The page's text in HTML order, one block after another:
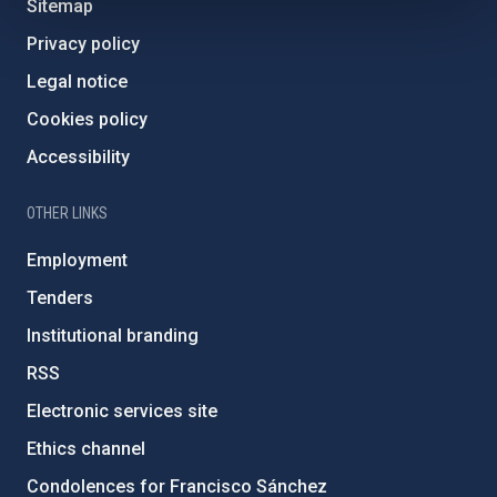
Sitemap
Privacy policy
Legal notice
Cookies policy
Accessibility
OTHER LINKS
Employment
Tenders
Institutional branding
RSS
Electronic services site
Ethics channel
Condolences for Francisco Sánchez